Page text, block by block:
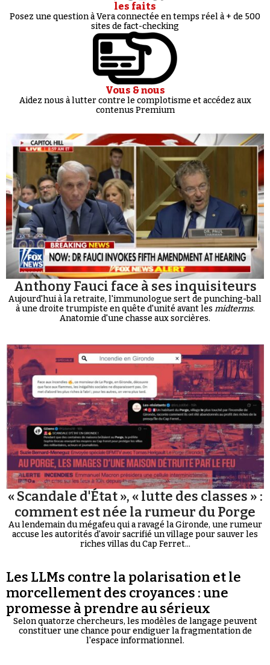
les faits
Posez une question à Vera connectée en temps réel à + de 500
sites de fact-checking
Vous & nous
Aidez nous à lutter contre le complotisme et accédez aux
contenus Premium
Anthony Fauci face à ses inquisiteurs
Aujourd'hui à la retraite, l'immunologue sert de punching-ball
à une droite trumpiste en quête d'unité avant les midterms.
Anatomie d'une chasse aux sorcières.
« Scandale d'État », « lutte des classes » :
comment est née la rumeur du Porge
Au lendemain du mégafeu qui a ravagé la Gironde, une rumeur
accuse les autorités d'avoir sacrifié un village pour sauver les
riches villas du Cap Ferret...
Les LLMs contre la polarisation et le
morcellement des croyances : une
promesse à prendre au sérieux
Selon quatorze chercheurs, les modèles de langage peuvent
constituer une chance pour endiguer la fragmentation de
l'espace informationnel.